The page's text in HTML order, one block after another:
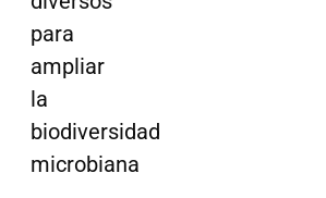
para
ampliar
la
biodiversidad
microbiana